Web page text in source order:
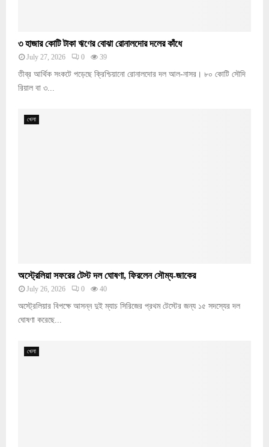
৩ হাজার কোটি টাকা ঋণের বোঝা রোনালদোর দলের কাঁধে
July 27, 2026 0 39
তীব্র আর্থিক সংকটে পড়েছে ক্রিশ্চিয়ানো রোনালদোর দল আল-নাসর। ৮০ কোটি সৌদি
রিয়াল বা ৩...
খেলা
অস্ট্রেলিয়া সফরের টেস্ট দল ঘোষণা, ফিরলেন সৌম্য-জাকের
July 26, 2026 0 40
অস্ট্রেলিয়ার বিপক্ষে আসন্ন দুই ম্যাচ সিরিজের প্রথম টেস্টের জন্য ১৫ সদস্যের দল
ঘোষণা করেছে...
খেলা